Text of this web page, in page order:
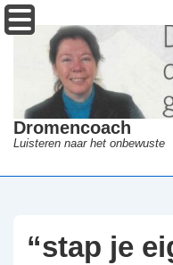
↓
Doorgaan
hoofdinhoud
Dromencoach
Luisteren naar het onbewuste
“stap je
Menu